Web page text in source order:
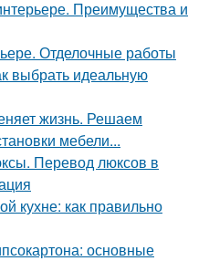
Преимущества и
Отделочные работы
выбрать идеальную
жизнь. Решаем
мебели...
Перевод люксов в
кухне: как правильно
основные